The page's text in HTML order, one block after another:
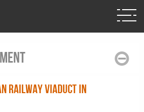
Railway Viaduct in